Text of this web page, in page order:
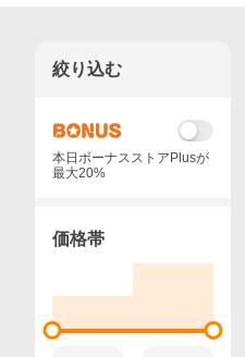
絞り込む
本日ボーナスストアPlusが
最大20%
価格帯